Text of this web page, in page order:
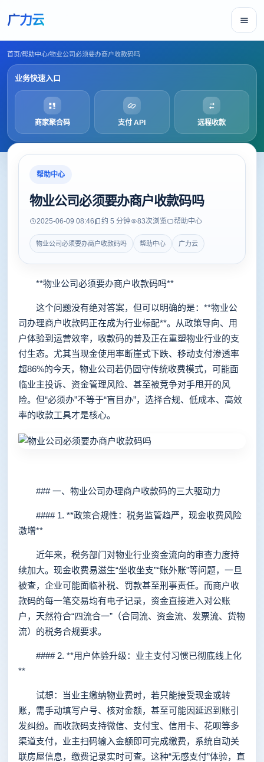
广力云
首页/帮助中心/物业公司必须要办商户收款码吗
业务快速入口
商家聚合码 支付 API 远程收款
帮助中心
物业公司必须要办商户收款码吗
2025-06-09 08:46 约 5 分钟 83次浏览 帮助中心
物业公司必须要办商户收款码吗 帮助中心 广力云
**物业公司必须要办商户收款码吗**
这个问题没有绝对答案，但可以明确的是：**物业公
司办理商户收款码正在成为行业标配**。从政策导向、用
户体验到运营效率，收款码的普及正在重塑物业行业的支
付生态。尤其当现金使用率断崖式下跌、移动支付渗透率
超86%的今天，物业公司若仍固守传统收费模式，可能面
临业主投诉、资金管理风险、甚至被竞争对手甩开的风
险。但“必须办”不等于“盲目办”，选择合规、低成本、高效
率的收款工具才是核心。
### 一、物业公司办理商户收款码的三大驱动力
#### 1. **政策合规性：税务监管趋严，现金收费风险
激增**
近年来，税务部门对物业行业资金流向的审查力度持
续加大。现金收费易滋生“坐收坐支”“账外账”等问题，一旦
被查，企业可能面临补税、罚款甚至刑事责任。而商户收
款码的每一笔交易均有电子记录，资金直接进入对公账
户，天然符合“四流合一”（合同流、资金流、发票流、货物
流）的税务合规要求。
#### 2. **用户体验升级：业主支付习惯已彻底线上化
**
试想：当业主缴纳物业费时，若只能接受现金或转
账，需手动填写户号、核对金额，甚至可能因延迟到账引
发纠纷。而收款码支持微信、支付宝、信用卡、花呗等多
渠道支付，业主扫码输入金额即可完成缴费，系统自动关
联房屋信息，缴费记录实时可查。这种“无感支付”体验，直